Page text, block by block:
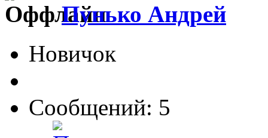
Пунько Андрей
Новичок
Сообщений: 5